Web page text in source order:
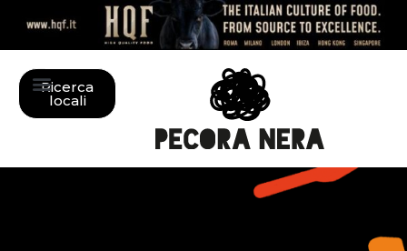
Ricerca
locali